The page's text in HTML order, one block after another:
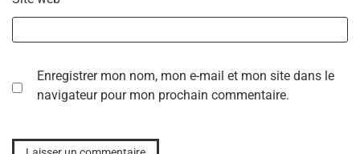
Enregistrer mon nom, mon e-mail et mon site dans le
navigateur pour mon prochain commentaire.